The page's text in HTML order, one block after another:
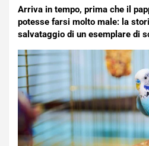
Arriva in tempo, prima che il
potesse farsi molto male: la
salvataggio di un esemplare di